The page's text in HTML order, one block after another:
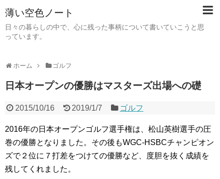
薄い空色ノート
日々の暮らしの中で、心に残った事柄について書いていこうと思
っています。
ホーム ゴルフ
日本オープンの優勝はマスターズ出場への礎
2015/10/16 2019/1/7 ゴルフ
2016年の日本オープンゴルフ選手権は、松山英樹選手の圧
巻の優勝となりました。その後もWGC-HSBCチャンピオン
ズで２位に７打差をつけての優勝など、度胆を抜く成績を
残してくれました。